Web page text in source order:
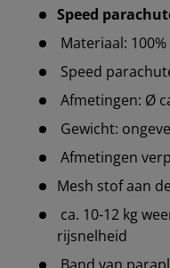
Speed
Materiaal:
Speed
Afmetingen: Ø
Gewicht:
Afmetingen
Mesh stof aan
ca. 10-12 kg
rijsnelheid